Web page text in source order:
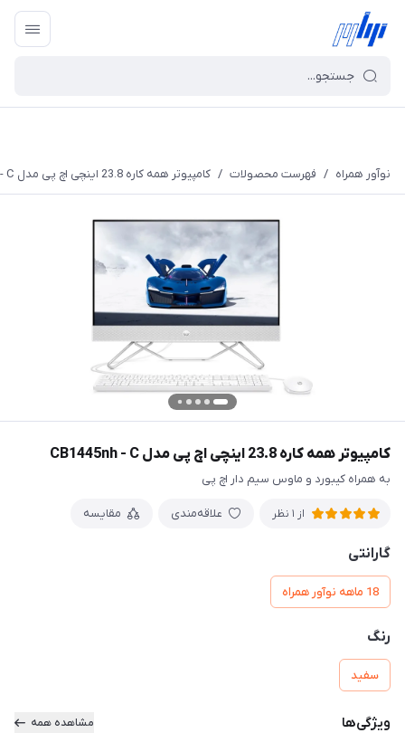
نوآور همراه / فهرست محصولات / کامپیوتر همه کاره 23.8 اینچی اچ پی مدل CB1445nh - C
کامپیوتر همه کاره 23.8 اینچی اچ پی مدل CB1445nh - C
به همراه کیبورد و ماوس سیم دار اچ پی
از 1 نظر علاقه‌مندی مقایسه
گارانتی
18 ماهه نوآور همراه
رنگ
سفید
ویژگی‌ها مشاهده همه